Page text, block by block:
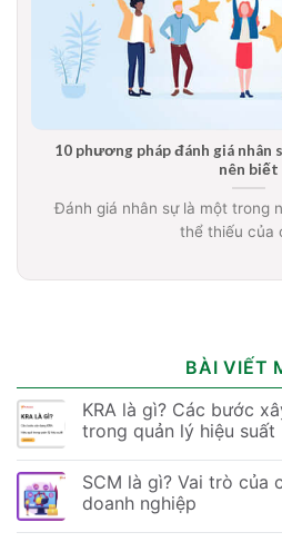
10 phương pháp đánh giá nhân
nên biết
Đánh giá nhân sự là một trong
thể thiếu của
BÀI VIẾT
KRA là gì? Các bước
trong quản lý hiệu suất
SCM là gì? Vai trò của
doanh nghiệp